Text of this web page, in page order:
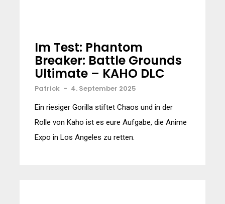
Im Test: Phantom
Breaker: Battle Grounds
Ultimate – KAHO DLC
Patrick - 4. September 2025
Ein riesiger Gorilla stiftet Chaos und in der
Rolle von Kaho ist es eure Aufgabe, die Anime
Expo in Los Angeles zu retten.